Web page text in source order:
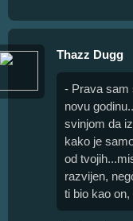
Thazz Dugg
- Prava sam
novu
svinjom da
kako je
od
razvijen,
ti bio kao